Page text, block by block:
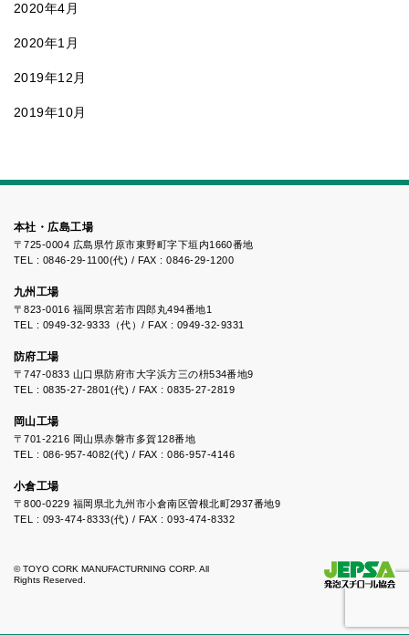
2020年4月
2020年1月
2019年12月
2019年10月
本社・広島工場
〒725-0004 広島県竹原市東野町字下垣内1660番地
TEL : 0846-29-1100(代) / FAX : 0846-29-1200
九州工場
〒823-0016 福岡県宮若市四郎丸494番地1
TEL : 0949-32-9333（代）/ FAX : 0949-32-9331
防府工場
〒747-0833 山口県防府市大字浜方三の枡534番地9
TEL : 0835-27-2801(代) / FAX : 0835-27-2819
岡山工場
〒701-2216 岡山県赤磐市多賀128番地
TEL : 086-957-4082(代) / FAX : 086-957-4146
小倉工場
〒800-0229 福岡県北九州市小倉南区曽根北町2937番地9
TEL : 093-474-8333(代) / FAX : 093-474-8332
© TOYO CORK MANUFACTURNING CORP. All
Rights Reserved.